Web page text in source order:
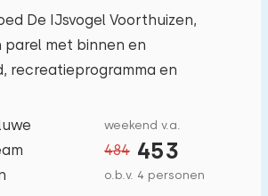
De IJsvogel Voorthuizen,
parel met binnen en
recreatieprogramma en
weekend v.a.
484 453
o.b.v. 4 personen